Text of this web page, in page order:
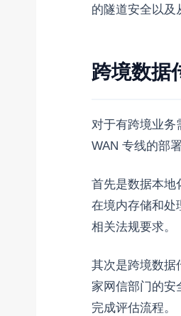
的隧道安全以及
跨境数据
对于有跨境业务
WAN 专线的部
首先是数据本地
在境内存储和处
相关法规要求。
其次是跨境数据
家网信部门的安
完成评估流程。